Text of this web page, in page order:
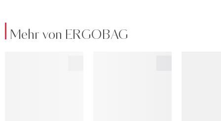
Mehr von ERGOBAG